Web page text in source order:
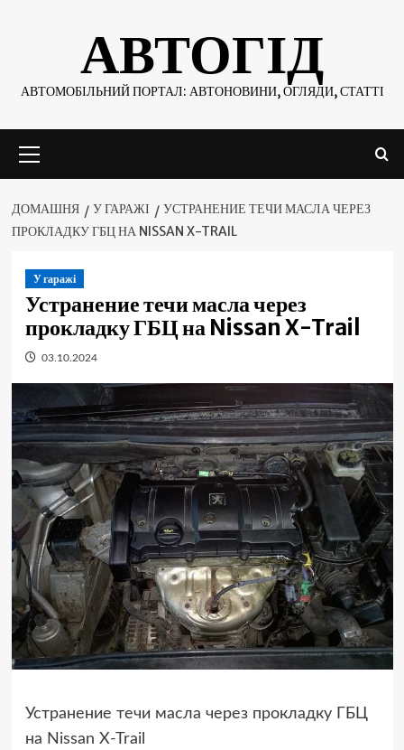
АВТОГІД
АВТОМОБІЛЬНИЙ ПОРТАЛ: АВТОНОВИНИ, ОГЛЯДИ, СТАТТІ
меню
ДОМАШНЯ У ГАРАЖІ
УСТРАНЕНИЕ ТЕЧИ МАСЛА ЧЕРЕЗ
ПРОКЛАДКУ ГБЦ НА NISSAN X-TRAIL
У гаражі
Устранение течи масла через
прокладку ГБЦ на Nissan X-Trail
03.10.2024
Устранение течи масла через прокладку ГБЦ
на Nissan X-Trail